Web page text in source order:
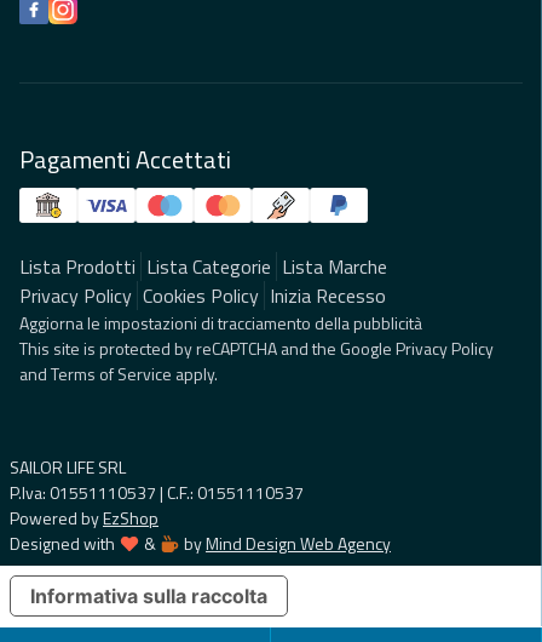
Facebook
Instagram
Pagamenti Accettati
Lista Prodotti Lista Categorie Lista Marche
Privacy Policy Cookies Policy Inizia Recesso
Aggiorna le impostazioni di tracciamento della pubblicità
This site is protected by reCAPTCHA and the GooglePrivacy Policy
andTerms of Service apply.
SAILOR LIFE SRL
P.Iva: 01551110537 | C.F.: 01551110537
Powered byEzShop
Designed with
& byMind Design Web Agency
Informativa sulla raccolta